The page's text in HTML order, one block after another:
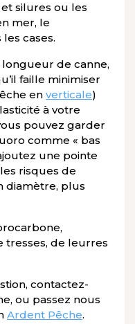
silures ou les
mer, le
cases.
longueur de canne,
faille minimiser
en verticale)
à votre
pouvez garder
comme « bas
une pointe
risques de
diamètre, plus
tresses, de leurres
contactez-
ou passez nous
Ardent Pêche.